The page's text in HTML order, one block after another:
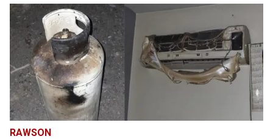
RAWSON